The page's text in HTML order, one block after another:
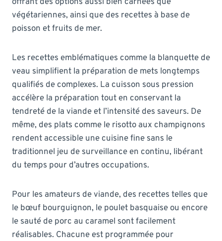
végétariennes, ainsi que des recettes à base de
poisson et fruits de mer.
Les recettes emblématiques comme la blanquette de
veau simplifient la préparation de mets longtemps
qualifiés de complexes. La cuisson sous pression
accélère la préparation tout en conservant la
tendreté de la viande et l’intensité des saveurs. De
même, des plats comme le risotto aux champignons
rendent accessible une cuisine fine sans le
traditionnel jeu de surveillance en continu, libérant
du temps pour d’autres occupations.
Pour les amateurs de viande, des recettes telles que
le bœuf bourguignon, le poulet basquaise ou encore
le sauté de porc au caramel sont facilement
réalisables. Chacune est programmée pour